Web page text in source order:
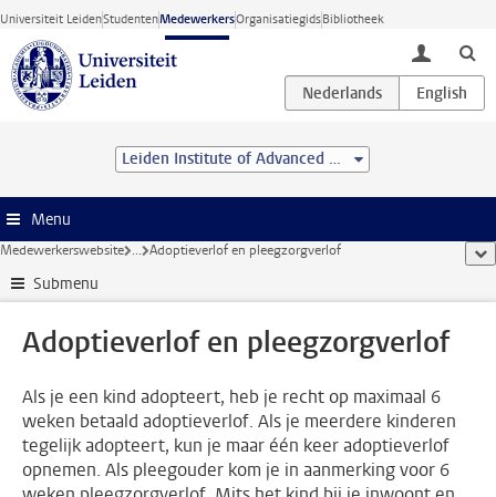
Ga direct naar de inhoud
Universiteit LeidenStudentenMedewerkersOrganisatiegidsBibliotheek
toggle
Leiden Institute of Advanced Computer Science (LIACS)
Menu
Medewerkerswebsite ... Adoptieverlof en pleegzorgverlof
Submenu
Adoptieverlof en pleegzorgverlof
Als je een kind adopteert, heb je recht op maximaal 6
weken betaald adoptieverlof. Als je meerdere kinderen
tegelijk adopteert, kun je maar één keer adoptieverlof
opnemen. Als pleegouder kom je in aanmerking voor 6